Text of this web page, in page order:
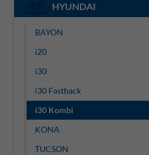
HYUNDAI
BAYON
i20
i30
i30 Fastback
i30 Kombi
KONA
TUCSON